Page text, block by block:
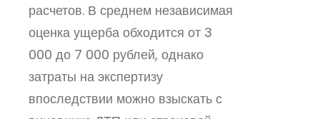
расчетов. В среднем независимая
оценка ущерба обходится от 3
000 до 7 000 рублей, однако
затраты на экспертизу
впоследствии можно взыскать с